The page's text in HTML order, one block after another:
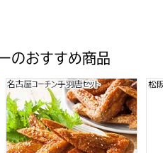
のおすすめ商品
ヨーグルト 2種 計7個
名古屋コーチン手羽唐セット松